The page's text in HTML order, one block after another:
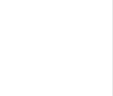
vấn về Camera
cho bạn: